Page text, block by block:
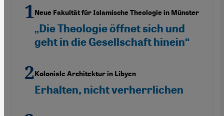
Neue Fakultät für Islamische Theologie in Münster
„Die Theologie öffnet sich und
geht in die Gesellschaft hinein“
Koloniale Architektur in Libyen
Erhalten, nicht verherrlichen